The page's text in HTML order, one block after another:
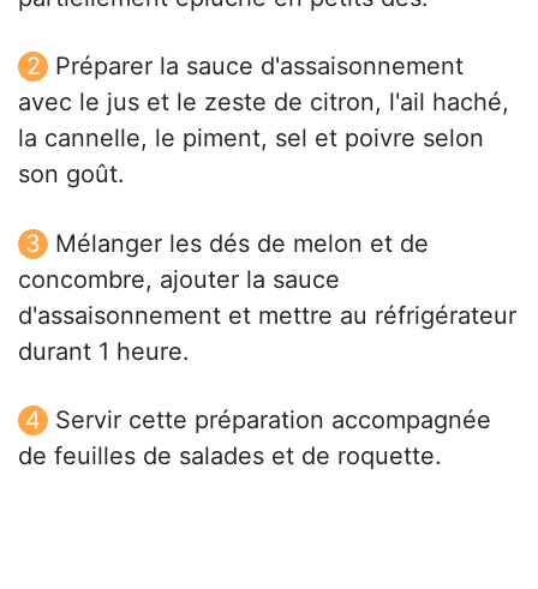
Préparer la sauce d'assaisonnement
avec le jus et le zeste de citron, l'ail haché,
la cannelle, le piment, sel et poivre selon
son goût.
Mélanger les dés de melon et de
concombre, ajouter la sauce
d'assaisonnement et mettre au réfrigérateur
durant 1 heure.
Servir cette préparation accompagnée
de feuilles de salades et de roquette.